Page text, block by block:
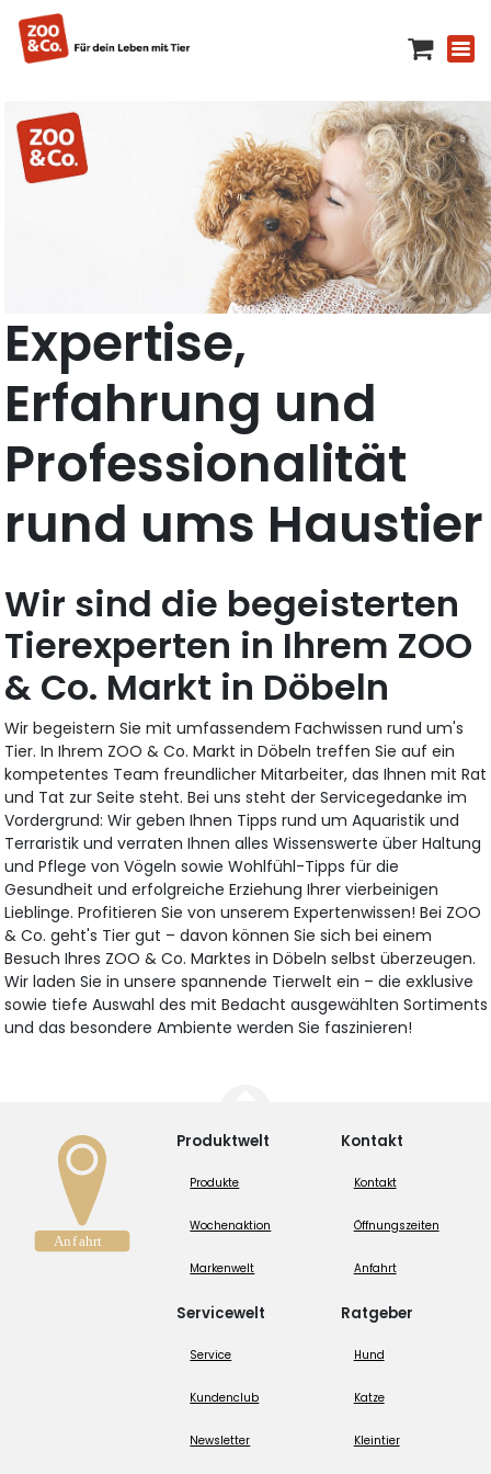
Expertise,
Erfahrung und
Professionalität
rund ums Haustier
Wir sind die begeisterten
Tierexperten in Ihrem ZOO
& Co. Markt in Döbeln
Wir begeistern Sie mit umfassendem Fachwissen rund um's
Tier. In Ihrem ZOO & Co. Markt in Döbeln treffen Sie auf ein
kompetentes Team freundlicher Mitarbeiter, das Ihnen mit Rat
und Tat zur Seite steht. Bei uns steht der Servicegedanke im
Vordergrund: Wir geben Ihnen Tipps rund um Aquaristik und
Terraristik und verraten Ihnen alles Wissenswerte über Haltung
und Pflege von Vögeln sowie Wohlfühl-Tipps für die
Gesundheit und erfolgreiche Erziehung Ihrer vierbeinigen
Lieblinge. Profitieren Sie von unserem Expertenwissen! Bei ZOO
& Co. geht's Tier gut – davon können Sie sich bei einem
Besuch Ihres ZOO & Co. Marktes in Döbeln selbst überzeugen.
Wir laden Sie in unsere spannende Tierwelt ein – die exklusive
sowie tiefe Auswahl des mit Bedacht ausgewählten Sortiments
und das besondere Ambiente werden Sie faszinieren!
Produktwelt
Produkte
Wochenaktion
Markenwelt
Servicewelt
Service
Kundenclub
Newsletter
Kontakt
Kontakt
Öffnungszeiten
Anfahrt
Ratgeber
Hund
Katze
Kleintier